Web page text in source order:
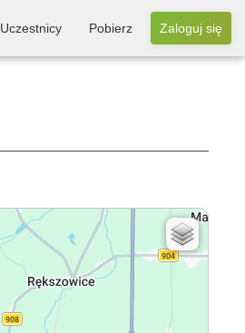
Uczestnicy Pobierz Zaloguj się